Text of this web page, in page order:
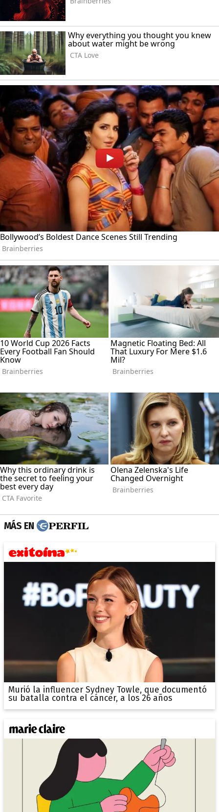
MÁS EN
Murió la influencer Sydney Towle, que documentó
su batalla contra el cáncer, a los 26 años